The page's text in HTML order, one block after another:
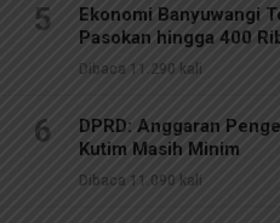
5
Ekonomi Banyuwangi
Pasokan hingga 400
Dibaca 11.290 kali
6
DPRD: Anggaran
Kutim Masih Minim
Dibaca 11.090 kali